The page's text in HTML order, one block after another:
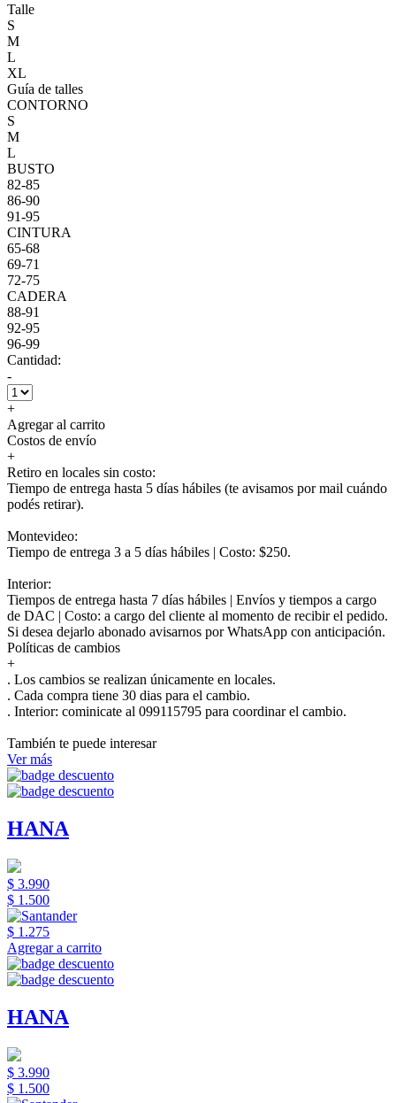
Talle
S
M
L
XL
Guía de talles
CONTORNO
S
M
L
BUSTO
82-85
86-90
91-95
CINTURA
65-68
69-71
72-75
CADERA
88-91
92-95
96-99
Cantidad:
-
+
Agregar al carrito
Costos de envío
+
Retiro en locales sin costo:
Tiempo de entrega hasta 5 días hábiles (te avisamos por mail cuándo
podés retirar).
Montevideo:
Tiempo de entrega 3 a 5 días hábiles | Costo: $250.
Interior:
Tiempos de entrega hasta 7 días hábiles | Envíos y tiempos a cargo
de DAC | Costo: a cargo del cliente al momento de recibir el pedido.
Si desea dejarlo abonado avisarnos por WhatsApp con anticipación.
Políticas de cambios
+
. Los cambios se realizan únicamente en locales.
. Cada compra tiene 30 dias para el cambio.
. Interior: cominicate al 099115795 para coordinar el cambio.
También te puede interesar
Ver más
HANA
$ 3.990
$ 1.500
$ 1.275
Agregar a carrito
HANA
$ 3.990
$ 1.500